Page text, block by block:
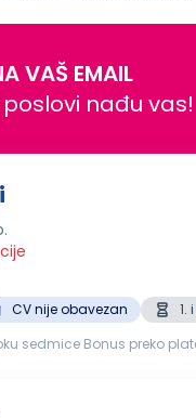
VAŠ EMAIL
nađu vas!
CV nije obavezan
1.
sedmice Bonus preko